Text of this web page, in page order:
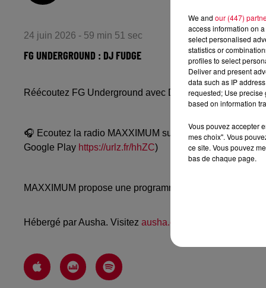
24 juin 2026 - 59 min 51 sec
FG UNDERGROUND : DJ FUDGE
Réécoutez FG Underground avec DJ Fudge du
🎧 Ecoutez la radio MAXXIMUM sur
www.radiofg.com/
Google Play https://urlz.fr/hhZC)
MAXXIMUM propose une programmation techno,
Hébergé par Ausha. Visitez ausha.co/politique-de-
We and our (447)
access information on
select personalised
statistics or
profiles to select
Deliver and present
data such as IP
requested; Use precise
based on information
Vous pouvez accepter
mes choix". Vous
ce site. Vous pouvez
bas de chaque page.